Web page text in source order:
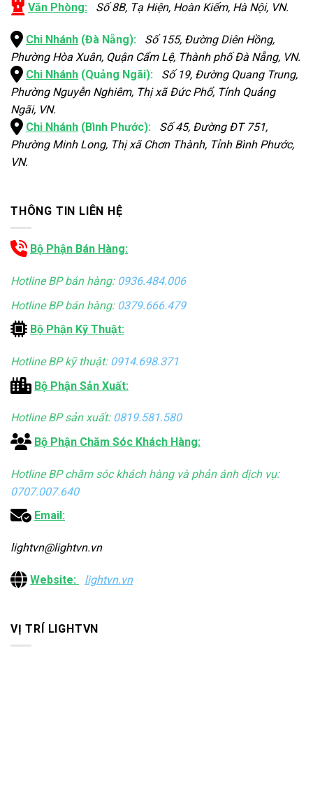
Văn Phòng: Số 8B, Tạ Hiện, Hoàn Kiếm, Hà Nội, VN.
Chi Nhánh (Đà Nẵng): Số 155, Đường Diên Hồng,
Phường Hòa Xuân, Quận Cẩm Lệ, Thành phố Đà Nẵng, VN.
Chi Nhánh (Quảng Ngãi): Số 19, Đường Quang Trung,
Phường Nguyễn Nghiêm, Thị xã Đức Phổ, Tỉnh Quảng
Ngãi, VN.
Chi Nhánh (Bình Phước): Số 45, Đường ĐT 751,
Phường Minh Long, Thị xã Chơn Thành, Tỉnh Bình Phước,
VN.
THÔNG TIN LIÊN HỆ
Bộ Phận Bán Hàng:
Hotline BP bán hàng: 0936.484.006
Hotline BP bán hàng: 0379.666.479
Bộ Phận Kỹ Thuật:
Hotline BP kỹ thuật: 0914.698.371
Bộ Phận Sản Xuất:
Hotline BP sản xuất: 0819.581.580
Bộ Phận Chăm Sóc Khách Hàng:
Hotline BP chăm sóc khách hàng và phản ánh dịch vụ:
0707.007.640
Email:
lightvn@lightvn.vn
Website: lightvn.vn
VỊ TRÍ LIGHTVN